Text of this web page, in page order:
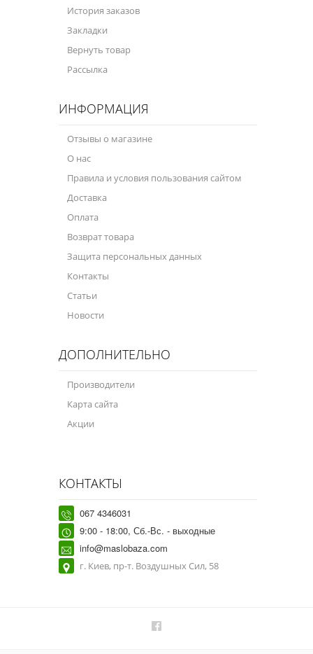
Велосипедная программа
Масла для лодочных моторов
Садовая программа
Промышленная программа
Зимняя программа
История заказов
Закладки
Вернуть товар
Рассылка
ИНФОРМАЦИЯ
Отзывы о магазине
О нас
Правила и условия пользования сайтом
Доставка
Оплата
Возврат товара
Защита персональных данных
Контакты
Статьи
Новости
ДОПОЛНИТЕЛЬНО
Производители
Карта сайта
Акции
КОНТАКТЫ
067 4346031
9:00 - 18:00, Сб.-Вс. - выходные
info@maslobaza.com
г. Киев, пр-т. Воздушных Сил, 58